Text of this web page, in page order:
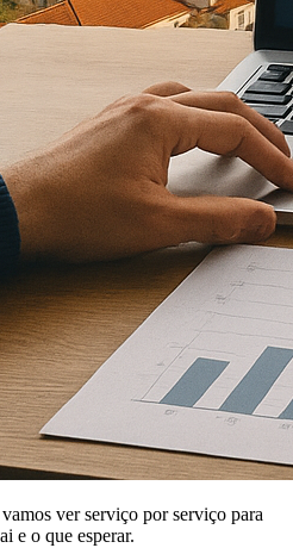
ver serviço por serviço para
e o que esperar.